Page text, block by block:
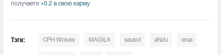
получаете +0.2 в свою карму
Тэги: CPH Wolves MAGILA⁠ sausol aNdu eraa